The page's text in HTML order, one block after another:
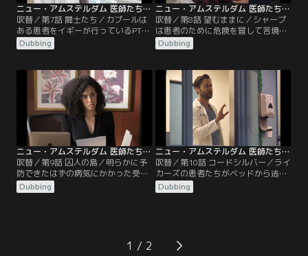
ニュー・アムステルダム 医師たちのカルテ シーズン2 第07話／吹替
吹替／第7話 闘士たち／カプールは
ある患者をイギーが行っているPTSD
のグループセッションに参加させる
が、独創的な治療計画が混乱を引き
いされてきた、ある患者に関する秘
密を発見。マックスや理事会は問題
を抱えることになる。
Dubbing
ニュー・アムステルダム 医師たちのカルテ シーズン2 第08話／吹替
吹替／第8話 望むままに／シャープ
は患者のために危険を冒して苦境に
立たされる。一方、マックスの悲し
みは頂点に達し、ブルームは回復の
Dubbing
ニュー・アムステルダム 医師たちのカルテ シーズン2 第09話／吹替
吹替／第9話 囚人の島／明らかに予
防できたはずの病気にかかった受刑
者が運び込まれ、マックス、シャー
プ、そしてイギーは直接その発生
Dubbing
ニュー・アムステルダム 医師たちのカルテ シーズン2 第10話／吹替
吹替／第10話 コードシルバー／ライ
カーズの患者たちがベッドから逃走
後、病院は封鎖され、ヘレンとマッ
クスは自分たちの命が危険な状況に
ならなくなる。
Dubbing
1